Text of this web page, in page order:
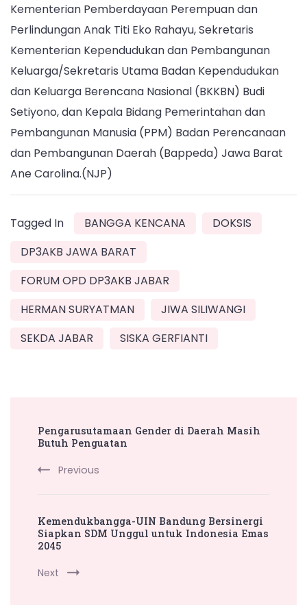
Kementerian Pemberdayaan Perempuan dan
Perlindungan Anak Titi Eko Rahayu, Sekretaris
Kementerian Kependudukan dan Pembangunan
Keluarga/Sekretaris Utama Badan Kependudukan
dan Keluarga Berencana Nasional (BKKBN) Budi
Setiyono, dan Kepala Bidang Pemerintahan dan
Pembangunan Manusia (PPM) Badan Perencanaan
dan Pembangunan Daerah (Bappeda) Jawa Barat
Ane Carolina.(NJP)
Tagged In BANGGA KENCANA
DOKSIS
DP3AKB JAWA BARAT
FORUM OPD DP3AKB JABAR
HERMAN SURYATMAN
JIWA SILIWANGI
SEKDA JABAR
SISKA GERFIANTI
Navigation
Pengarusutamaan Gender di Daerah Masih
Butuh Penguatan
Previous
Kemendukbangga-UIN Bandung Bersinergi
Siapkan SDM Unggul untuk Indonesia Emas
2045
Next